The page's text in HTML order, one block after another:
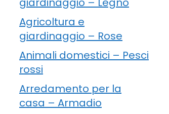
Agricoltura e
giardinaggio – Rose
Animali domestici – Pesci
rossi
Arredamento per la
casa – Armadio